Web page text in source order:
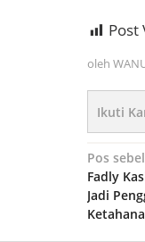
Post
oleh
Ikuti
pos
Pos
Fadly
Jadi